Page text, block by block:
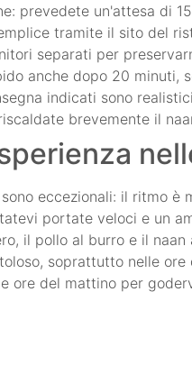
prevedete un'attesa di
tramite il sito del
separati per
anche dopo 20 minuti,
indicati sono
brevemente il
eccezionali: il ritmo
portate veloci e un
il pollo al burro e il
soprattutto nelle
ore del mattino per